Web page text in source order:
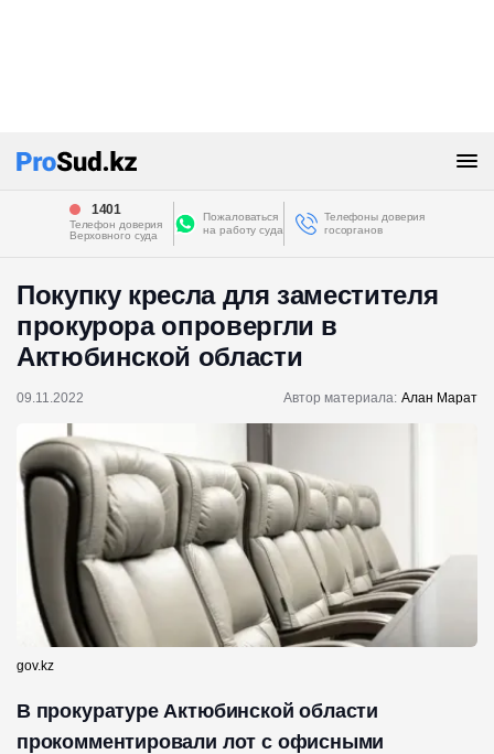
1401
Телефон доверия
Верховного суда
Пожаловаться
на работу суда
Телефоны доверия
госорганов
Покупку кресла для заместителя
прокурора опровергли в
Актюбинской области
09.11.2022 Автор материала: Алан Марат
gov.kz
В прокуратуре Актюбинской области
прокомментировали лот с офисными